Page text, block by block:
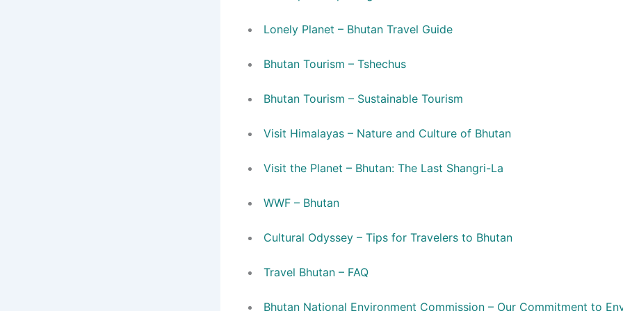
Lonely Planet – Bhutan Travel Guide
Bhutan Tourism – Tshechus
Bhutan Tourism – Sustainable Tourism
Visit Himalayas – Nature and Culture of Bhutan
Visit the Planet – Bhutan: The Last Shangri-La
WWF – Bhutan
Cultural Odyssey – Tips for Travelers to Bhutan
Travel Bhutan – FAQ
Bhutan National Environment Commission – Our Commitment to